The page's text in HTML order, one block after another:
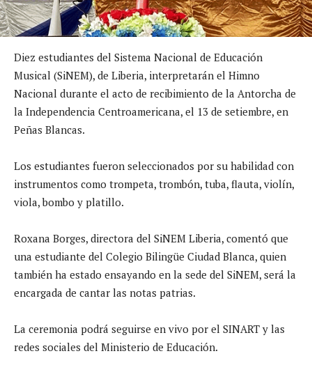
Diez estudiantes del Sistema Nacional de Educación
Musical (SiNEM), de Liberia, interpretarán el Himno
Nacional durante el acto de recibimiento de la Antorcha de
la Independencia Centroamericana, el 13 de setiembre, en
Peñas Blancas.
Los estudiantes fueron seleccionados por su habilidad con
instrumentos como trompeta, trombón, tuba, flauta, violín,
viola, bombo y platillo.
Roxana Borges, directora del SiNEM Liberia, comentó que
una estudiante del Colegio Bilingüe Ciudad Blanca, quien
también ha estado ensayando en la sede del SiNEM, será la
encargada de cantar las notas patrias.
La ceremonia podrá seguirse en vivo por el SINART y las
redes sociales del Ministerio de Educación.